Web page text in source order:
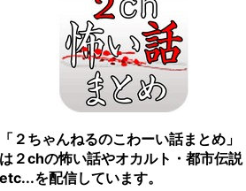
「２ちゃんねるのこわーい話まとめ」
は２chの怖い話やオカルト・都市伝説
etc...を配信しています。